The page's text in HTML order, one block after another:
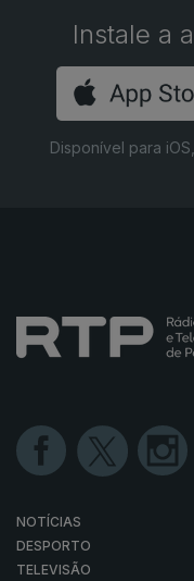
Instale a
Disponível para
NOTÍCIAS
DESPORTO
TELEVISÃO